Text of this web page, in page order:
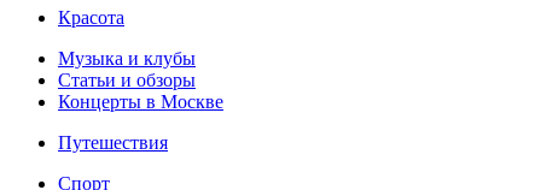
Красота
Музыка и клубы
Статьи и обзоры
Концерты в Москве
Путешествия
Спорт